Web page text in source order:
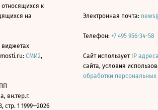
к
на
виджетах
СМИ2,
вн.тер.г.
1 1999—2026
Электронная почта:
Телефон: +7 495 956-34-58
Сайт использует IP
сайта, условия
обработки